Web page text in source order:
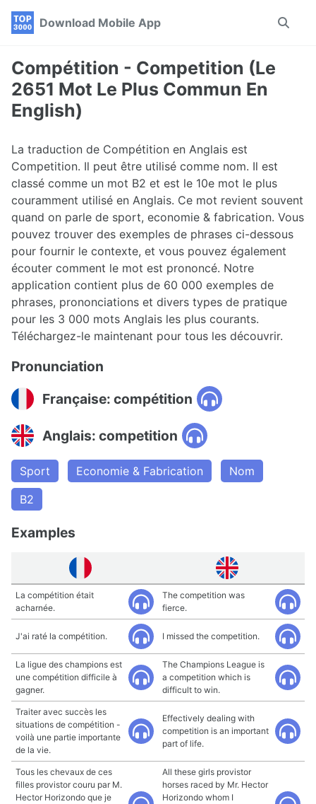
Skip
navigation
Skip
Skip
Download Mobile App
Toggle
Compétition - Competition (Le
2651 Mot Le Plus Commun En
English)
La traduction de Compétition en Anglais est
Competition. Il peut être utilisé comme nom. Il est
classé comme un mot B2 et est le 10e mot le plus
couramment utilisé en Anglais. Ce mot revient souvent
quand on parle de sport, economie & fabrication. Vous
pouvez trouver des exemples de phrases ci-dessous
pour fournir le contexte, et vous pouvez également
écouter comment le mot est prononcé. Notre
application contient plus de 60 000 exemples de
phrases, prononciations et divers types de pratique
pour les 3 000 mots Anglais les plus courants.
Téléchargez-le maintenant pour tous les découvrir.
Pronunciation
Française: compétition
Anglais: competition
Sport Economie & Fabrication
Nom
B2
Examples
La compétition était
acharnée.
The competition was
fierce.
J'ai raté la compétition. I missed the competition.
La ligue des champions est
une compétition difficile à
gagner.
The Champions League is
a competition which is
difficult to win.
Traiter avec succès les
situations de compétition -
voilà une partie importante
de la vie.
Effectively dealing with
competition is an important
part of life.
Tous les chevaux de ces
filles provistor couru par M.
Hector Horizondo que je
All these girls provistor
horses raced by Mr. Hector
Horizondo whom I